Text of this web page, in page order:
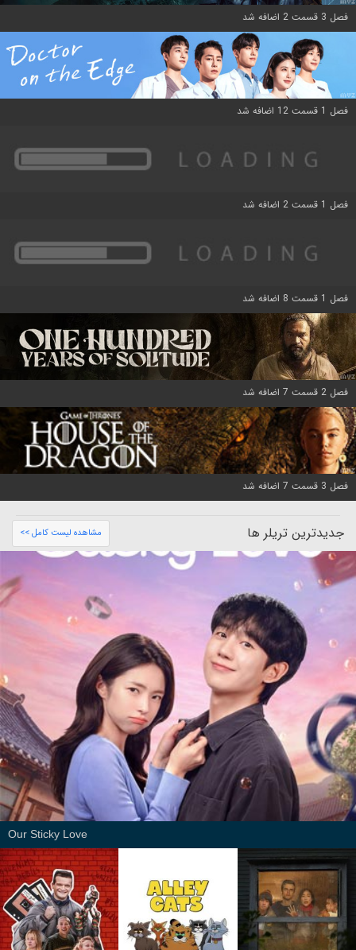
فصل 3 قسمت 2 اضافه شد
فصل 1 قسمت 12 اضافه شد
فصل 1 قسمت 2 اضافه شد
فصل 1 قسمت 8 اضافه شد
فصل 2 قسمت 7 اضافه شد
فصل 3 قسمت 7 اضافه شد
جدیدترین تریلر ها مشاهده لیست کامل >>
Our Sticky Love